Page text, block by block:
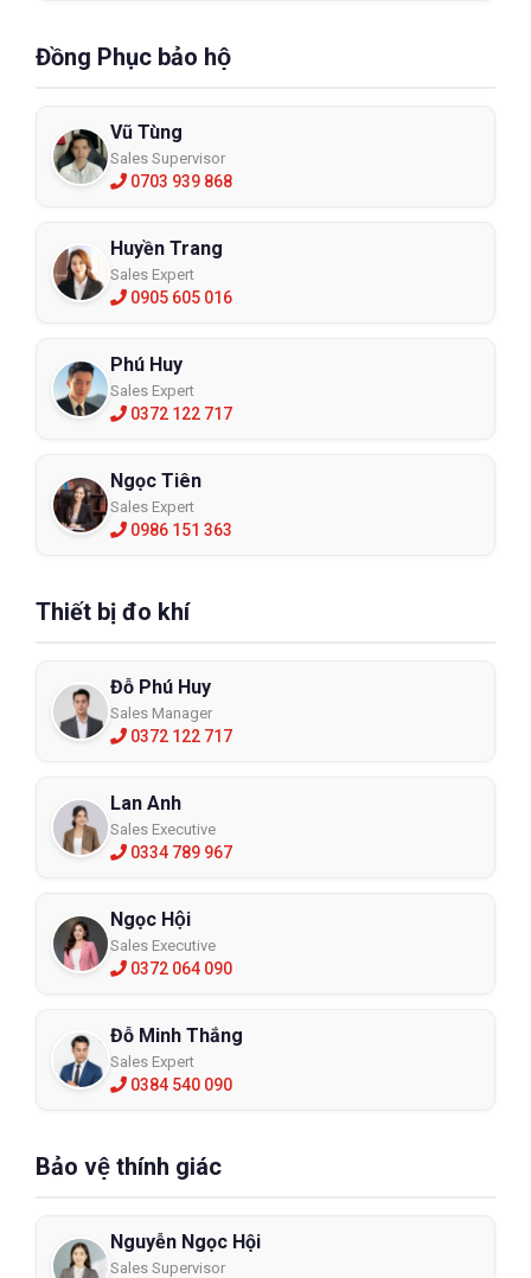
Đồng Phục bảo hộ
Vũ Tùng
Sales Supervisor
0703 939 868
Huyền Trang
Sales Expert
0905 605 016
Phú Huy
Sales Expert
0372 122 717
Ngọc Tiên
Sales Expert
0986 151 363
Thiết bị đo khí
Đỗ Phú Huy
Sales Manager
0372 122 717
Lan Anh
Sales Executive
0334 789 967
Ngọc Hội
Sales Executive
0372 064 090
Đỗ Minh Thắng
Sales Expert
0384 540 090
Bảo vệ thính giác
Nguyễn Ngọc Hội
Sales Supervisor